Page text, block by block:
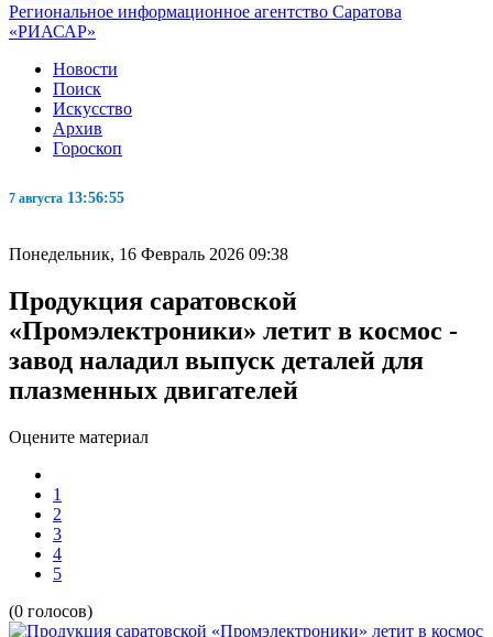
Региональное информационное агентство Саратова
«РИАСАР»
Новости
Поиск
Искусство
Архив
Гороскоп
7 августа 13:56:55
Понедельник, 16 Февраль 2026 09:38
Продукция саратовской
«Промэлектроники» летит в космос -
завод наладил выпуск деталей для
плазменных двигателей
Оцените материал
1
2
3
4
5
(0 голосов)